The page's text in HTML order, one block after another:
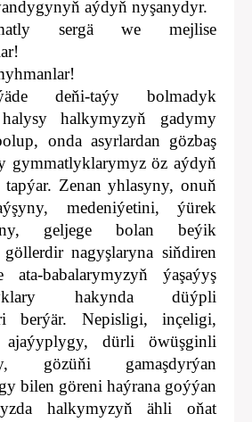
aýdyň nyşanydyr.
sergä we mejlise
deňi-taýy bolmadyk
halkymyzyň gadymy
onda asyrlardan gözbaş
gymmatlyklarymyz öz aýdyň
tapýar. Zenan yhlasyny, onuň
medeniýetini, ýürek
geljege bolan beýik
nagyşlaryna siňdiren
babalarymyzyň ýaşaýyş
hakynda düýpli
berýär. Nepisligi, inçeligi,
ajaýyplygy, dürli öwüşginli
gözüňi gamaşdyrýan
bilen göreni haýrana goýýan
halkymyzyň ähli oňat